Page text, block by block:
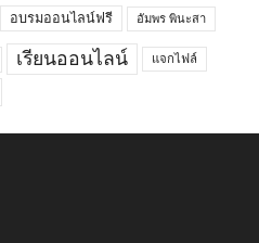
อบรมออนไลน์ฟรี อัมพร พินะสา
เรียนออนไลน์ แจกไฟล์